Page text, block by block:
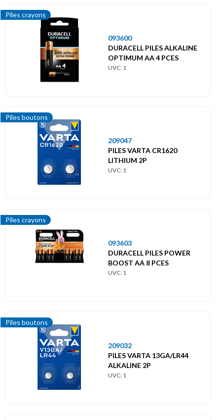
Piles crayons
093600
DURACELL PILES ALKALINE
OPTIMUM AA 4 PCES
UVC: 1
Piles boutons
209047
PILES VARTA CR1620
LITHIUM 2P
UVC: 1
Piles crayons
093603
DURACELL PILES POWER
BOOST AA 8 PCES
UVC: 1
Piles boutons
209032
PILES VARTA 13GA/LR44
ALKALINE 2P
UVC: 1